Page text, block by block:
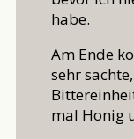
habe.
Am Ende
sehr
mal Honig